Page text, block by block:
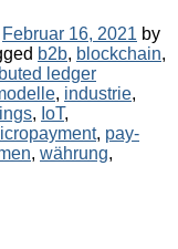
Februar 16, 2021 by
Tags
b2b, blockchain,
ledger
, industrie,
, IoT,
, pay-
, währung,